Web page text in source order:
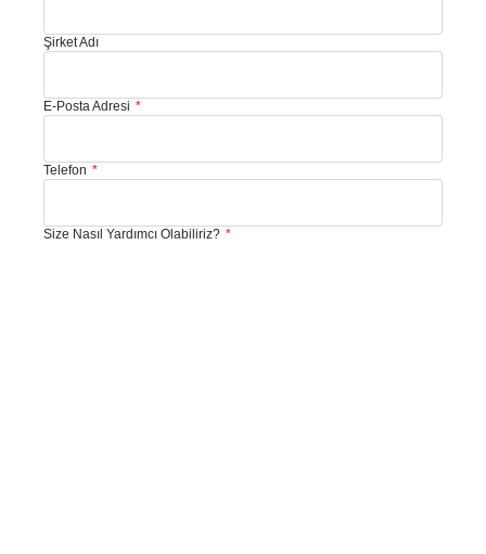
Şirket Adı
E-Posta Adresi
Telefon
Size Nasıl Yardımcı Olabiliriz?